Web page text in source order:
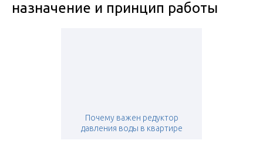
назначение и принцип работы
Почему важен редуктор
давления воды в квартире